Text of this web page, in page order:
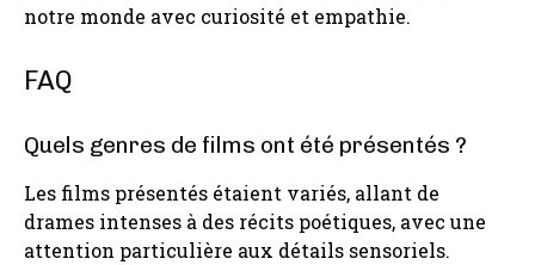
notre monde avec curiosité et empathie.
FAQ
Quels genres de films ont été présentés ?
Les films présentés étaient variés, allant de
drames intenses à des récits poétiques, avec une
attention particulière aux détails sensoriels.